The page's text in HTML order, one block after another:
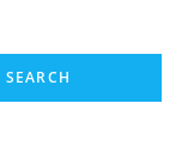
SEARCH